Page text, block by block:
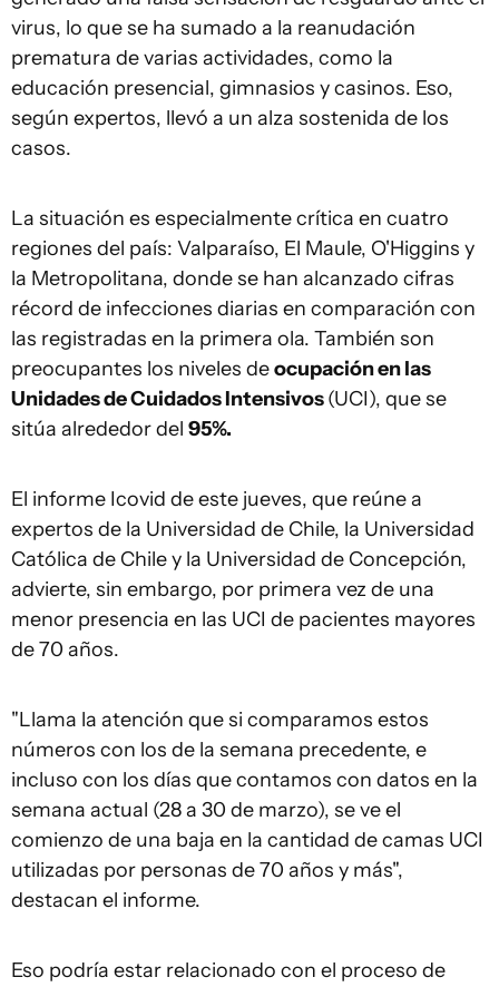
virus, lo que se ha sumado a la reanudación
prematura de varias actividades, como la
educación presencial, gimnasios y casinos. Eso,
según expertos, llevó a un alza sostenida de los
casos.
La situación es especialmente crítica en cuatro
regiones del país: Valparaíso, El Maule, O'Higgins y
la Metropolitana, donde se han alcanzado cifras
récord de infecciones diarias en comparación con
las registradas en la primera ola. También son
preocupantes los niveles deocupación en las
Unidades de Cuidados Intensivos(UCI), que se
sitúa alrededor del 95%.
El informe Icovid de este jueves, que reúne a
expertos de la Universidad de Chile, la Universidad
Católica de Chile y la Universidad de Concepción,
advierte, sin embargo, por primera vez de una
menor presencia en las UCI de pacientes mayores
de 70 años.
"Llama la atención que si comparamos estos
números con los de la semana precedente, e
incluso con los días que contamos con datos en la
semana actual (28 a 30 de marzo), se ve el
comienzo de una baja en la cantidad de camas UCI
utilizadas por personas de 70 años y más",
destacan el informe.
Eso podría estar relacionado con el proceso de